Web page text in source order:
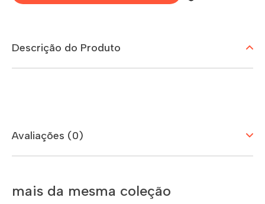
Descrição do Produto
Avaliações (0)
mais da mesma coleção